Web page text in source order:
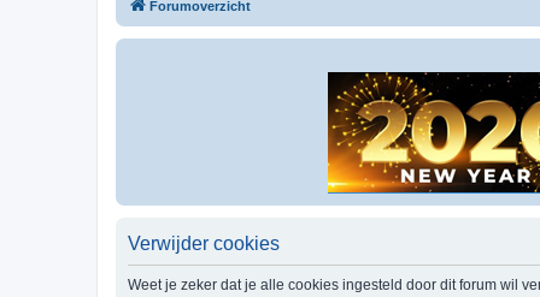
Forumoverzicht
Verwijder cookies
Weet je zeker dat je alle cookies ingesteld door dit forum wil